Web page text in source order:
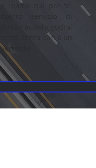
siamo qui per te.
servizio di
con autista, godrai
senza pari a un